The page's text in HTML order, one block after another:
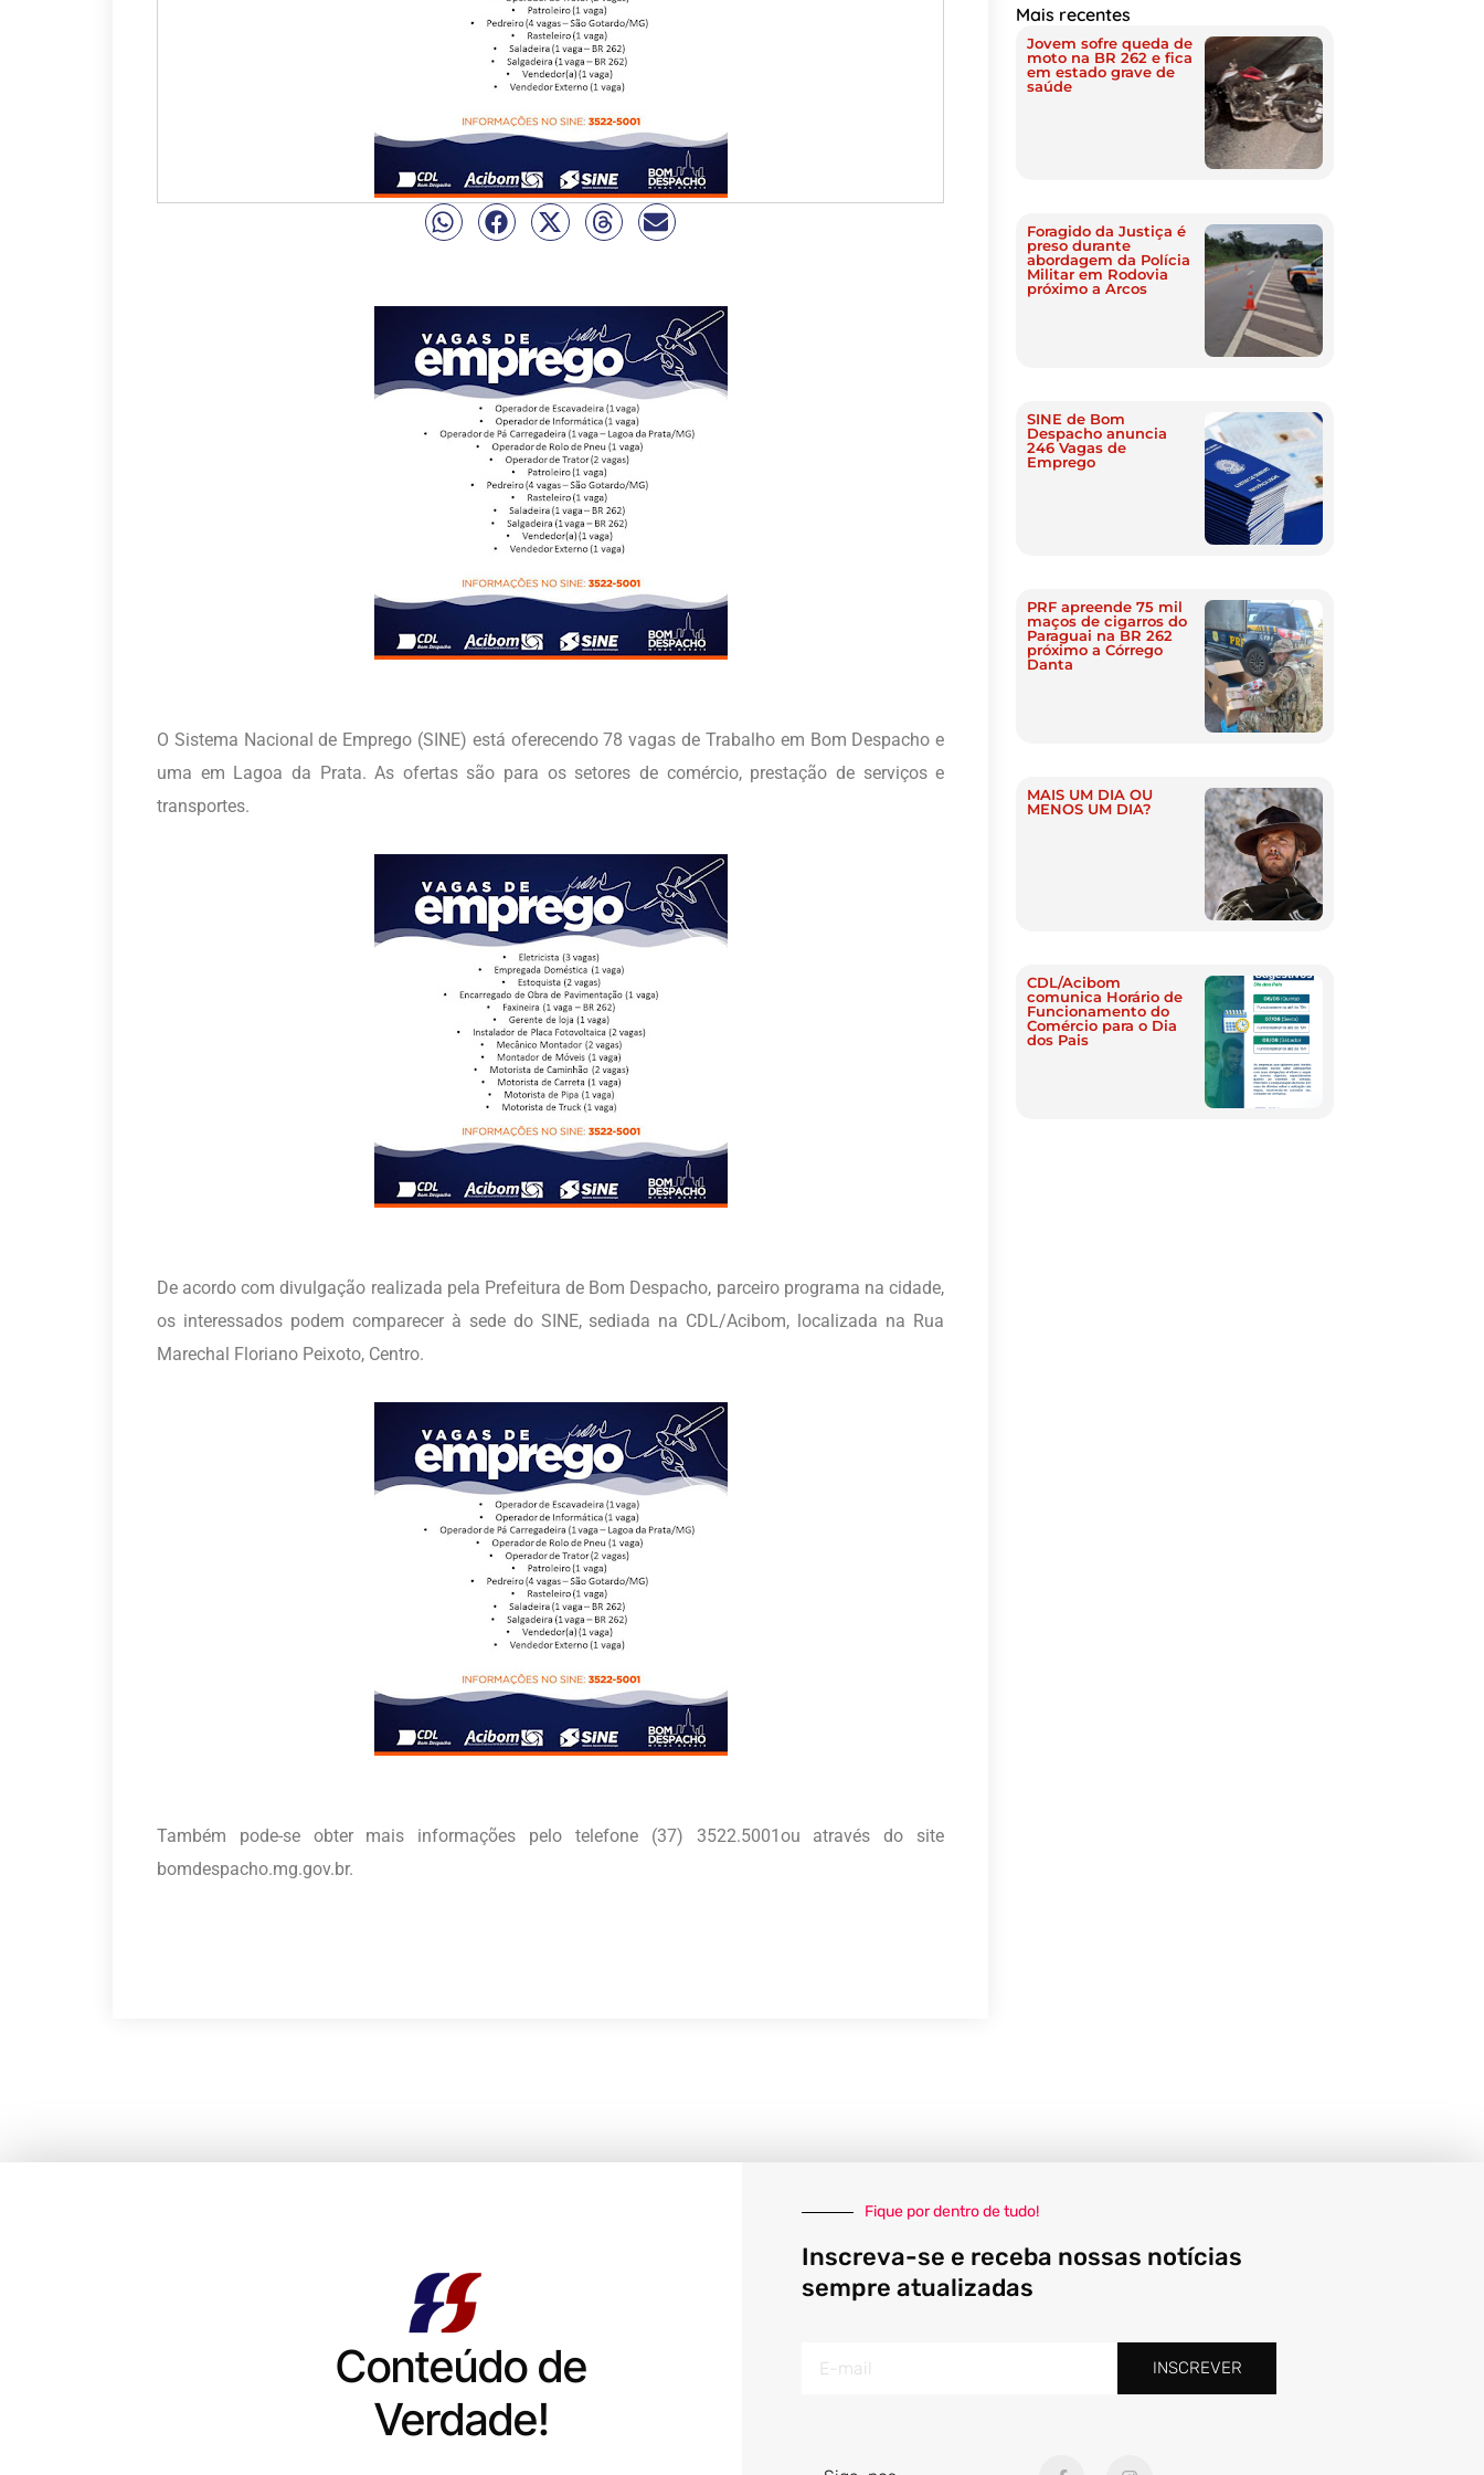
O Sistema Nacional de Emprego (SINE) está oferecendo 78 vagas de Trabalho em Bom Despacho e
uma em Lagoa da Prata. As ofertas são para os setores de comércio, prestação de serviços e
transportes.
De acordo com divulgação realizada pela Prefeitura de Bom Despacho, parceiro programa na cidade,
os interessados podem comparecer à sede do SINE, sediada na CDL/Acibom, localizada na Rua
Marechal Floriano Peixoto, Centro.
Também pode-se obter mais informações pelo telefone (37) 3522.5001ou através do site
bomdespacho.mg.gov.br.
Mais recentes
Jovem sofre queda de
moto na BR 262 e fica
em estado grave de
saúde
Foragido da Justiça é
preso durante
abordagem da Polícia
Militar em Rodovia
próximo a Arcos
SINE de Bom
Despacho anuncia
246 Vagas de
Emprego
PRF apreende 75 mil
maços de cigarros do
Paraguai na BR 262
próximo a Córrego
Danta
MAIS UM DIA OU
MENOS UM DIA?
CDL/Acibom
comunica Horário de
Funcionamento do
Comércio para o Dia
dos Pais
Conteúdo de
Verdade!
Fique por dentro de tudo!
Inscreva-se e receba nossas notícias
sempre atualizadas
INSCREVER